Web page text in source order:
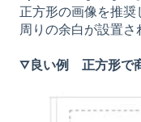
正方形の画像を推
周りの余白が設置さ
▽良い例 正方形で